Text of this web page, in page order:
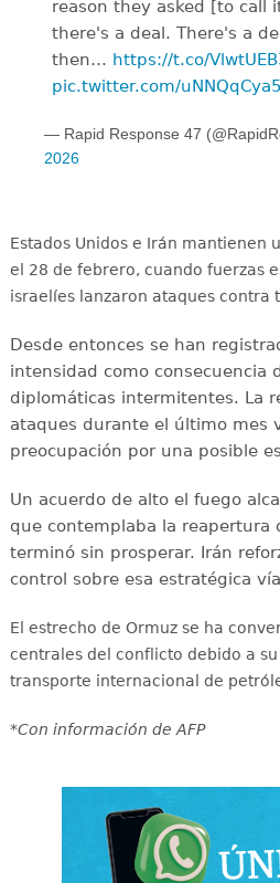
reason they asked [to call
there's a deal. There's a
then… https://t.co/
pic.twitter.com/
— Rapid Response 47
2026
Estados Unidos e Irán mantienen
el 28 de febrero, cuando fuerzas
israelíes lanzaron ataques contra
Desde entonces se han
intensidad como consecuencia
diplomáticas intermitentes. La
ataques durante el último mes
preocupación por una posible
Un acuerdo de alto el fuego
que contemplaba la reapertura
terminó sin prosperar. Irán
control sobre esa estratégica
El estrecho de Ormuz se ha
centrales del conflicto debido a
transporte internacional de
*Con información de AFP